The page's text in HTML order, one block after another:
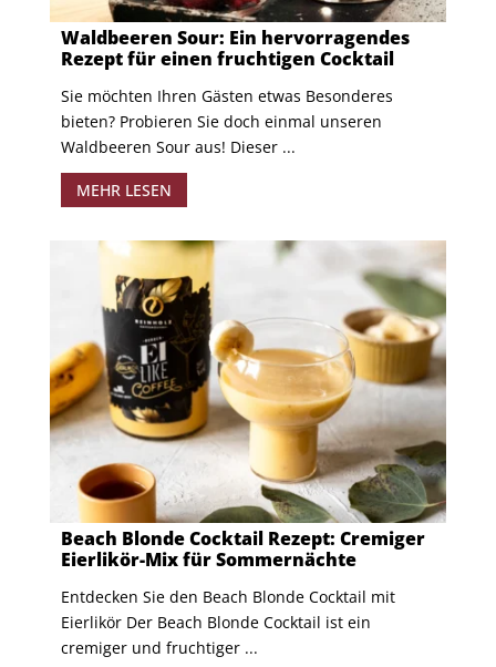
Waldbeeren Sour: Ein hervorragendes
Rezept für einen fruchtigen Cocktail
Sie möchten Ihren Gästen etwas Besonderes
bieten? Probieren Sie doch einmal unseren
Waldbeeren Sour aus! Dieser ...
MEHR LESEN
Beach Blonde Cocktail Rezept: Cremiger
Eierlikör-Mix für Sommernächte
Entdecken Sie den Beach Blonde Cocktail mit
Eierlikör Der Beach Blonde Cocktail ist ein
cremiger und fruchtiger ...